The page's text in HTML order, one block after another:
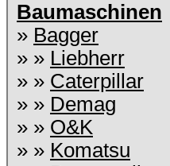
Baumaschinen
» Bagger
» » Liebherr
» » Caterpillar
» » Demag
» » O&K
» » Komatsu